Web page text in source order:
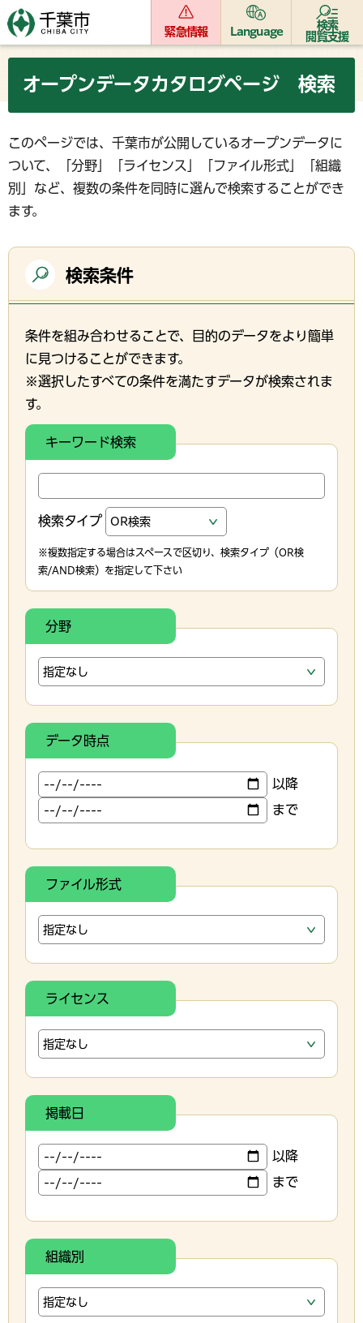
緊急情報 Language
検索
閲覧支援
オープンデータカタログページ 検索
このページでは、千葉市が公開しているオープンデータに
ついて、「分野」「ライセンス」「ファイル形式」「組織
別」など、複数の条件を同時に選んで検索することができ
ます。
検索条件
条件を組み合わせることで、目的のデータをより簡単
に見つけることができます。
※選択したすべての条件を満たすデータが検索されま
す。
キーワード検索
検索タイプ
※複数指定する場合はスペースで区切り、検索タイプ（OR検
索/AND検索）を指定して下さい
分野
データ時点
以降
まで
ファイル形式
ライセンス
掲載日
以降
まで
組織別